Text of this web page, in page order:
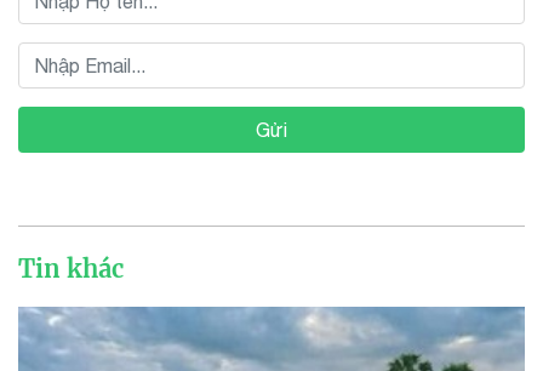
Gửi
Tin khác